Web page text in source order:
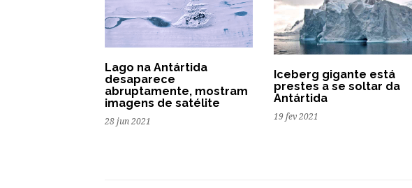
Lago na Antártida
desaparece
abruptamente, mostram
imagens de satélite
28 jun 2021
Iceberg gigante está
prestes a se soltar da
Antártida
19 fev 2021